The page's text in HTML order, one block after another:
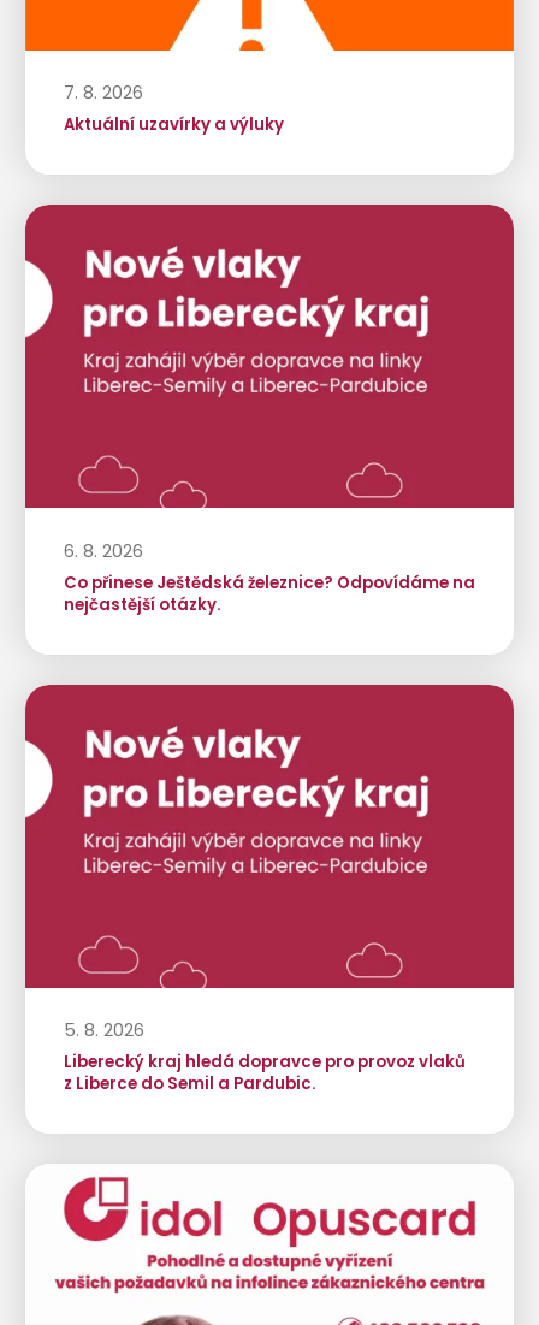
7. 8. 2026
Aktuální uzavírky a výluky
6. 8. 2026
Co přinese Ještědská železnice? Odpovídáme na
nejčastější otázky.
5. 8. 2026
Liberecký kraj hledá dopravce pro provoz vlaků
z Liberce do Semil a Pardubic.